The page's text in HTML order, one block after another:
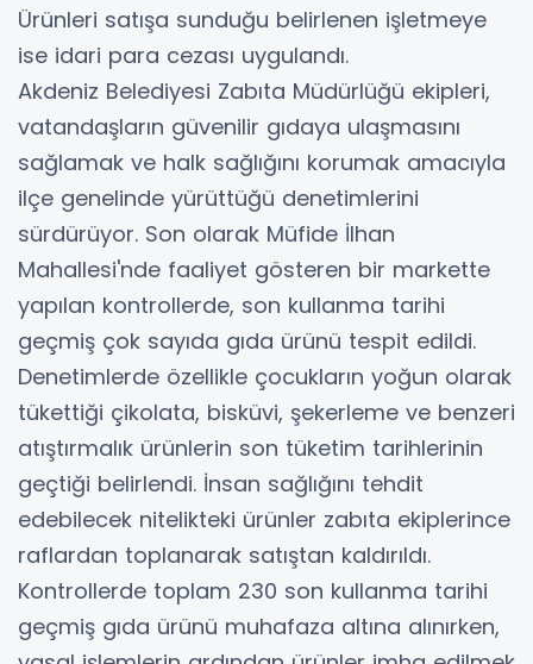
Ürünleri satışa sunduğu belirlenen işletmeye
ise idari para cezası uygulandı.
Akdeniz Belediyesi Zabıta Müdürlüğü ekipleri,
vatandaşların güvenilir gıdaya ulaşmasını
sağlamak ve halk sağlığını korumak amacıyla
ilçe genelinde yürüttüğü denetimlerini
sürdürüyor. Son olarak Müfide İlhan
Mahallesi'nde faaliyet gösteren bir markette
yapılan kontrollerde, son kullanma tarihi
geçmiş çok sayıda gıda ürünü tespit edildi.
Denetimlerde özellikle çocukların yoğun olarak
tükettiği çikolata, bisküvi, şekerleme ve benzeri
atıştırmalık ürünlerin son tüketim tarihlerinin
geçtiği belirlendi. İnsan sağlığını tehdit
edebilecek nitelikteki ürünler zabıta ekiplerince
raflardan toplanarak satıştan kaldırıldı.
Kontrollerde toplam 230 son kullanma tarihi
geçmiş gıda ürünü muhafaza altına alınırken,